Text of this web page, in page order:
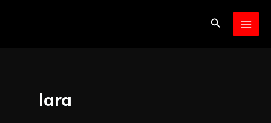
Search
lara